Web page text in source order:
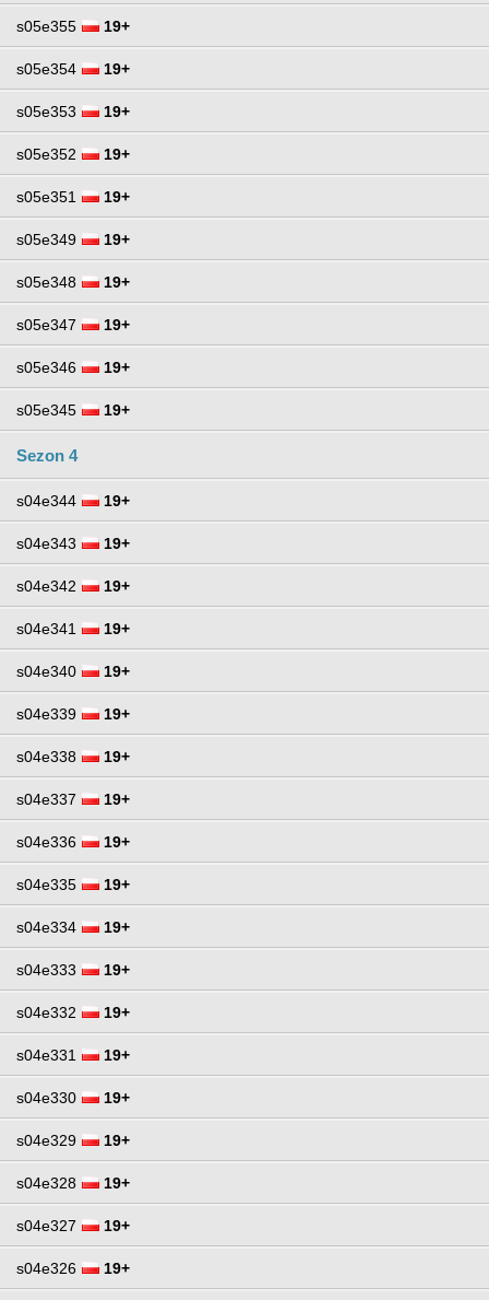
s05e355 19+
s05e354 19+
s05e353 19+
s05e352 19+
s05e351 19+
s05e349 19+
s05e348 19+
s05e347 19+
s05e346 19+
s05e345 19+
Sezon 4
s04e344 19+
s04e343 19+
s04e342 19+
s04e341 19+
s04e340 19+
s04e339 19+
s04e338 19+
s04e337 19+
s04e336 19+
s04e335 19+
s04e334 19+
s04e333 19+
s04e332 19+
s04e331 19+
s04e330 19+
s04e329 19+
s04e328 19+
s04e327 19+
s04e326 19+